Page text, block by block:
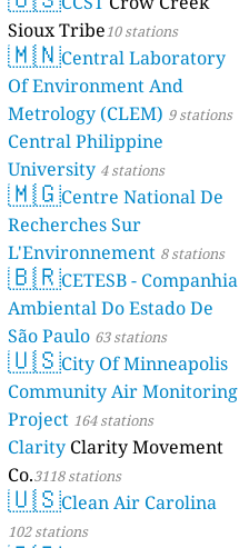
Sioux Tribe10 stations
🇲🇳Central Laboratory
Of Environment And
Metrology (CLEM) 9 stations
Central Philippine
University 4 stations
🇲🇬Centre National De
Recherches Sur
L'Environnement 8 stations
🇧🇷CETESB - Companhia
Ambiental Do Estado De
São Paulo 63 stations
🇺🇸City Of Minneapolis
Community Air Monitoring
Project 164 stations
Clarity Clarity Movement
Co.3118 stations
🇺🇸Clean Air Carolina
102 stations